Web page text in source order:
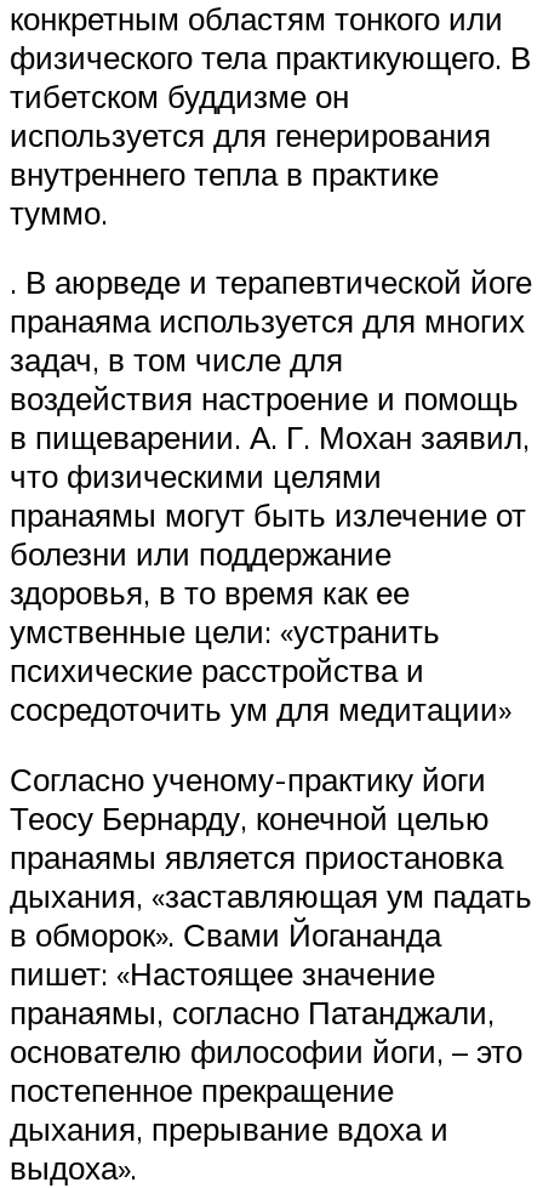
конкретным областям тонкого или
физического тела практикующего. В
тибетском буддизме он
используется для генерирования
внутреннего тепла в практике
туммо.
. В аюрведе и терапевтической йоге
пранаяма используется для многих
задач, в том числе для
воздействия настроение и помощь
в пищеварении. А. Г. Мохан заявил,
что физическими целями
пранаямы могут быть излечение от
болезни или поддержание
здоровья, в то время как ее
умственные цели: «устранить
психические расстройства и
сосредоточить ум для медитации»
Согласно ученому-практику йоги
Теосу Бернарду, конечной целью
пранаямы является приостановка
дыхания, «заставляющая ум падать
в обморок». Свами Йогананда
пишет: «Настоящее значение
пранаямы, согласно Патанджали,
основателю философии йоги, – это
постепенное прекращение
дыхания, прерывание вдоха и
выдоха».